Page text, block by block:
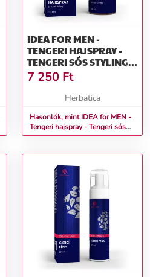
IDEA FOR MEN -
TENGERI HAJSPRAY -
TENGERI SÓS STYLING
100 ML - GREEN IDEA
7 250 Ft
Herbatica
Hasonlók, mint IDEA for MEN -
Tengeri hajspray - Tengeri sós
styling 100 ml - Green idea